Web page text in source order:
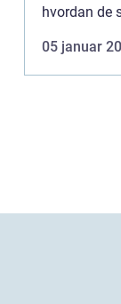
hvordan de
05 januar